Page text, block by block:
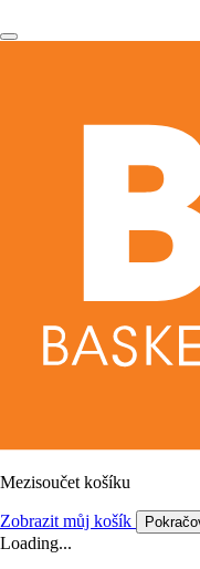
Mezisoučet košíku
Zobrazit můj košík
Loading...